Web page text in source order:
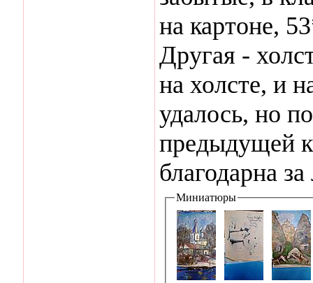
на картоне,
Другая -
на холсте, и
удалось, но
предыдущей
благодарна
Миниатюры